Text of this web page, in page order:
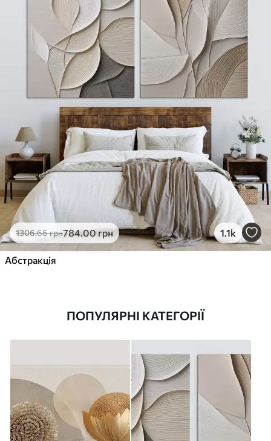
1306.66грн784.00грн 1.1k
Абстракція
ПОПУЛЯРНІ КАТЕГОРІЇ